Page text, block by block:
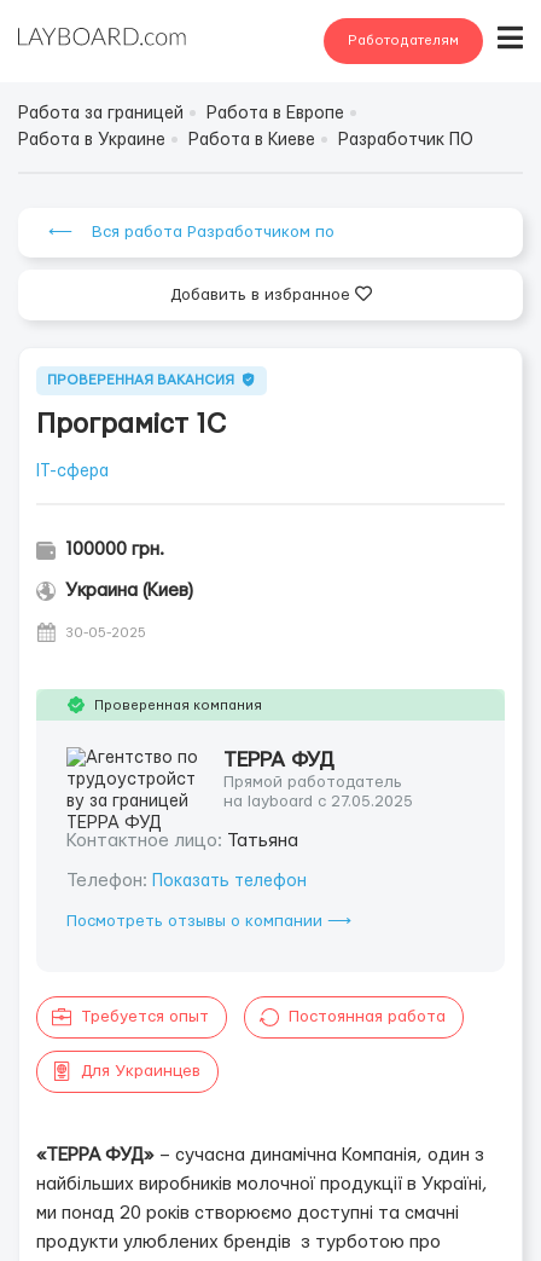
Работодателям
Работа за границей
Работа в Европе
Работа в Украине
Работа в Киеве Разработчик ПО
⟵ Вся работа Разработчиком по
Добавить в избранное
ПРОВЕРЕННАЯ ВАКАНСИЯ
Програміст 1С
IT-сфера
100000 грн.
Украина (Киев)
30-05-2025
Проверенная компания
ТЕРРА ФУД
Прямой работодатель
на layboard с 27.05.2025
Контактное лицо: Татьяна
Телефон: Показать телефон
Посмотреть отзывы о компании ⟶
Требуется опыт Постоянная работа
Для Украинцев
«ТЕРРА ФУД» – сучасна динамічна Компанія, один з
найбільших виробників молочної продукції в Україні,
ми понад 20 років створюємо доступні та смачні
продукти улюблених брендів з турботою про